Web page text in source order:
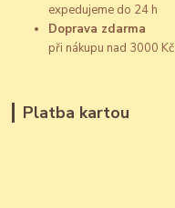
expedujeme do 24 h
Doprava zdarma
při nákupu nad 3000 Kč
Platba kartou